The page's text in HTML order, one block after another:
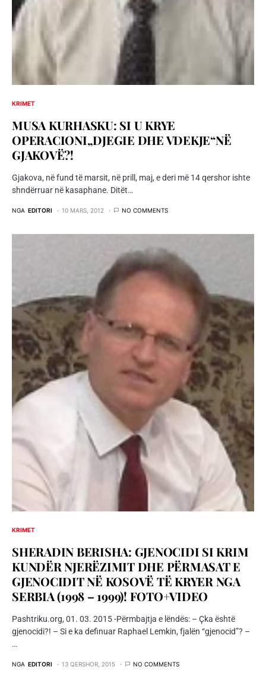
KRIMET
MUSA KURHASKU: SI U KRYE
OPERACIONI„DJEGIE DHE VDEKJE“NË
GJAKOVË?!
Gjakova, në fund të marsit, në prill, maj, e deri më 14 qershor ishte
shndërruar në kasaphane. Ditët…
NGA EDITORI 10 MARS, 2012 NO COMMENTS
KRIMET
SHERADIN BERISHA: GJENOCIDI SI KRIM
KUNDËR NJERËZIMIT DHE PËRMASAT E
GJENOCIDIT NË KOSOVË TË KRYER NGA
SERBIA (1998 – 1999)! FOTO+VIDEO
Pashtriku.org, 01. 03. 2015 -Përmbajtja e lëndës: – Ҫka është
gjenocidi?! – Si e ka definuar Raphael Lemkin, fjalën “gjenocid”? –
…
NGA EDITORI 13 QERSHOR, 2015 NO COMMENTS